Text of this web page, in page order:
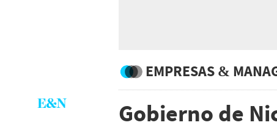
EMPRESAS &
Gobierno de